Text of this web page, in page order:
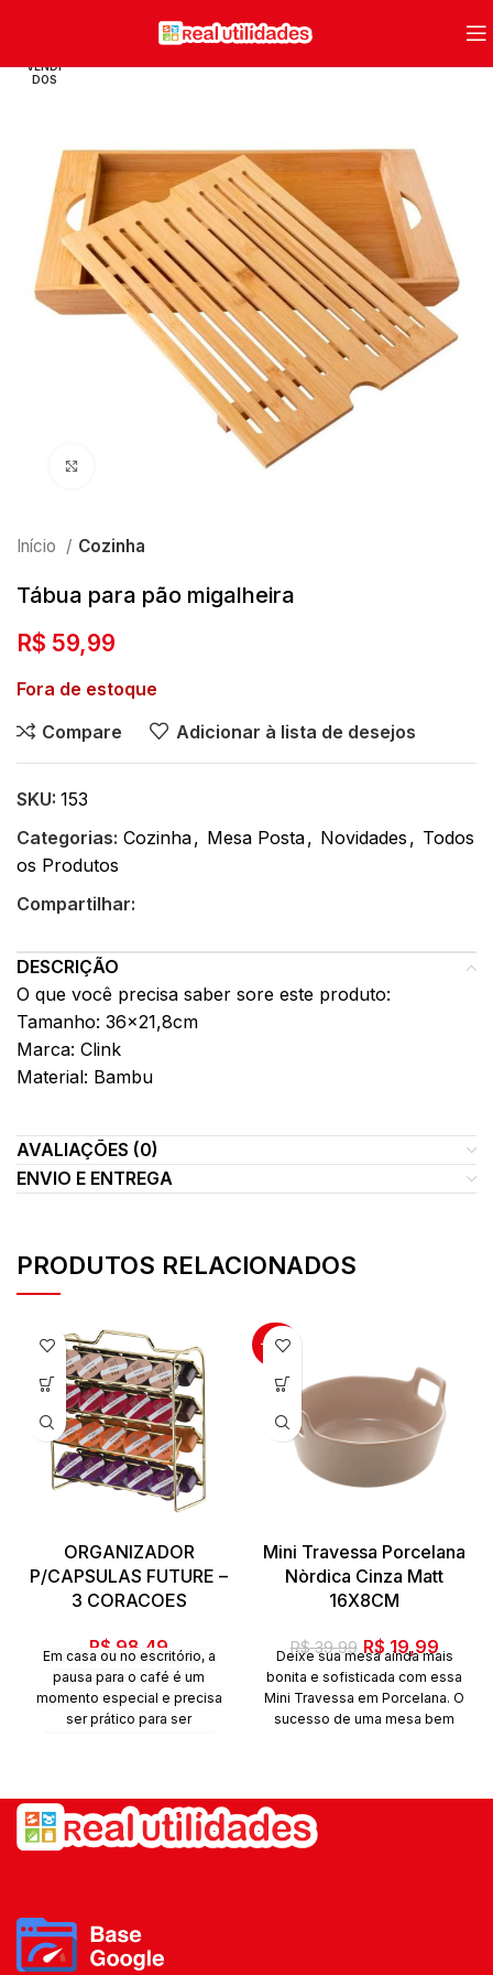
VENDI
DOS
Início Cozinha
Tábua para pão migalheira
R$ 59,99
Fora de estoque
Compare
Adicionar à lista de desejos
SKU: 153
Categorias: Cozinha, Mesa Posta, Novidades , Todos
os Produtos
Compartilhar:
DESCRIÇÃO
O que você precisa saber sore este produto:
Tamanho: 36×21,8cm
Marca: Clink
Material: Bambu
AVALIAÇÕES (0)
ENVIO E ENTREGA
PRODUTOS RELACIONADOS
ORGANIZADOR
P/CAPSULAS FUTURE –
3 CORACOES
R$ 98,49
Em casa ou no escritório, a
pausa para o café é um
momento especial e precisa
ser prático para ser
sabores e possui capacidade
para comportar 50 cápsulas
Três Corações. Ideal para ficar
ser utilizado com cápsulas de
cafés de outras marcas
compatíveis com a cafeteira
-50%
Mini Travessa Porcelana
Nòrdica Cinza Matt
16X8CM
R$39,99 O
preço
original
era:
R$ 19,99O
preço
atual
é:
Deixe sua mesa ainda mais
bonita e sofisticada com essa
Mini Travessa em Porcelana. O
sucesso de uma mesa bem